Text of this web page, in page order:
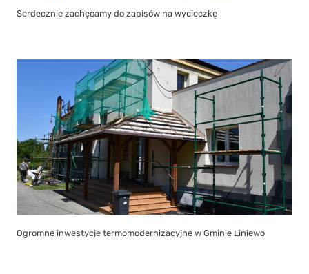
Serdecznie zachęcamy do zapisów na wycieczkę
Ogromne inwestycje termomodernizacyjne w Gminie Liniewo